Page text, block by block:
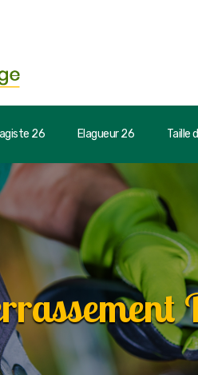
26 Elagueur 26 Taille